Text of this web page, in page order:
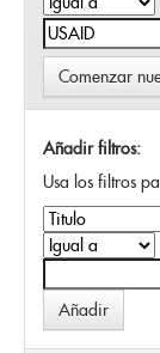
Comenzar
Añadir filtros:
Usa los filtros